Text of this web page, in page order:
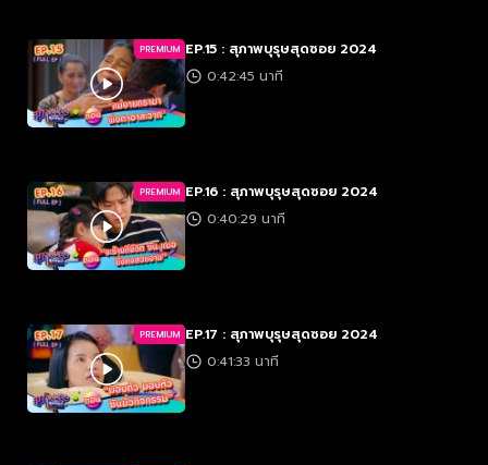
PREMIUM EP.15 : สุภาพบุรุษสุดซอย 2024
0:42:45 นาที
PREMIUM EP.16 : สุภาพบุรุษสุดซอย 2024
0:40:29 นาที
PREMIUM EP.17 : สุภาพบุรุษสุดซอย 2024
0:41:33 นาที